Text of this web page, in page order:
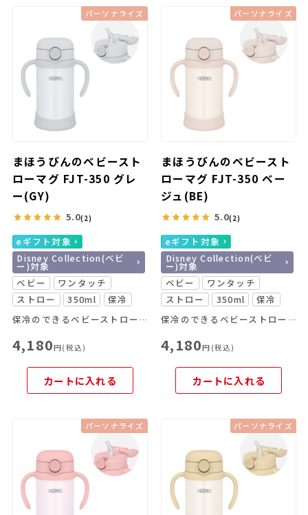
パーソナライズ
まほうびんのベビースト
ローマグ FJT-350 グレ
ー(GY)
5.0(2)
eギフト対象
Disney Collection(ベビ
ー)対象
ベビー
ワンタッチ
ストロー
350ml
保冷
保冷のできるベビーストローマグがリニューアル！
4,180円(税込)
カートに入れる
パーソナライズ
まほうびんのベビースト
ローマグ FJT-350 ベー
ジュ(BE)
5.0(2)
eギフト対象
Disney Collection(ベビ
ー)対象
ベビー
ワンタッチ
ストロー
350ml
保冷
保冷のできるベビーストローマグがリニューアル！
4,180円(税込)
カートに入れる
パーソナライズ パーソナライズ